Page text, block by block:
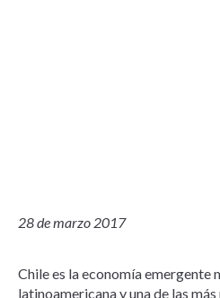
28 de marzo 2017
Chile es la economía emergente
latinoamericana y una de las